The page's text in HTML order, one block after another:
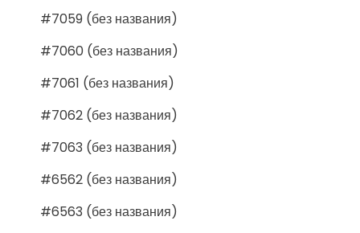
#7059 (без названия)
#7060 (без названия)
#7061 (без названия)
#7062 (без названия)
#7063 (без названия)
#6562 (без названия)
#6563 (без названия)